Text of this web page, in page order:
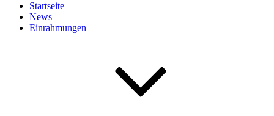
Startseite
News
Einrahmungen